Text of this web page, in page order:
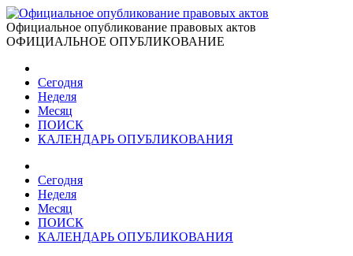
Официальное опубликование правовых актов
ОФИЦИАЛЬНОЕ ОПУБЛИКОВАНИЕ
Сегодня
Неделя
Месяц
ПОИСК
КАЛЕНДАРЬ ОПУБЛИКОВАНИЯ
Сегодня
Неделя
Месяц
ПОИСК
КАЛЕНДАРЬ ОПУБЛИКОВАНИЯ